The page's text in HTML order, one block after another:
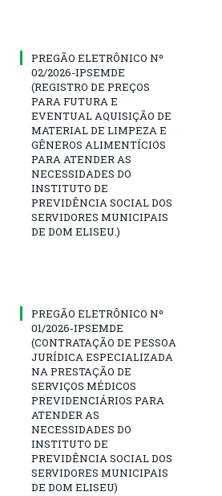
PREGÃO ELETRÔNICO Nº
02/2026-IPSEMDE
(REGISTRO DE PREÇOS
PARA FUTURA E
EVENTUAL AQUISIÇÃO DE
MATERIAL DE LIMPEZA E
GÊNEROS ALIMENTÍCIOS
PARA ATENDER AS
NECESSIDADES DO
INSTITUTO DE
PREVIDÊNCIA SOCIAL DOS
SERVIDORES MUNICIPAIS
DE DOM ELISEU.)
PREGÃO ELETRÔNICO Nº
01/2026-IPSEMDE
(CONTRATAÇÃO DE PESSOA
JURÍDICA ESPECIALIZADA
NA PRESTAÇÃO DE
SERVIÇOS MÉDICOS
PREVIDENCIÁRIOS PARA
ATENDER AS
NECESSIDADES DO
INSTITUTO DE
PREVIDÊNCIA SOCIAL DOS
SERVIDORES MUNICIPAIS
DE DOM ELISEU)